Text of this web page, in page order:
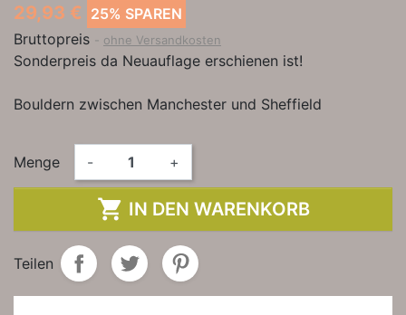
29,93 € 25% SPAREN
Bruttopreis
ohne Versandkosten
Sonderpreis da Neuauflage erschienen ist!
Bouldern zwischen Manchester und Sheffield
Menge - +
 IN DEN WARENKORB
Teilen